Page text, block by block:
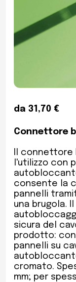
da 31,70 €
Connettore
Il
l'utilizzo con
consente la
pannelli
una brugola.
sicura del
prodotto:
pannelli su
cromato.
mm; per